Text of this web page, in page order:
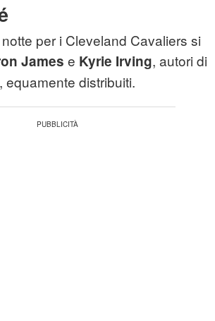
per i Cleveland Cavaliers si
James e Kyrie Irving, autori di
equamente distribuiti.